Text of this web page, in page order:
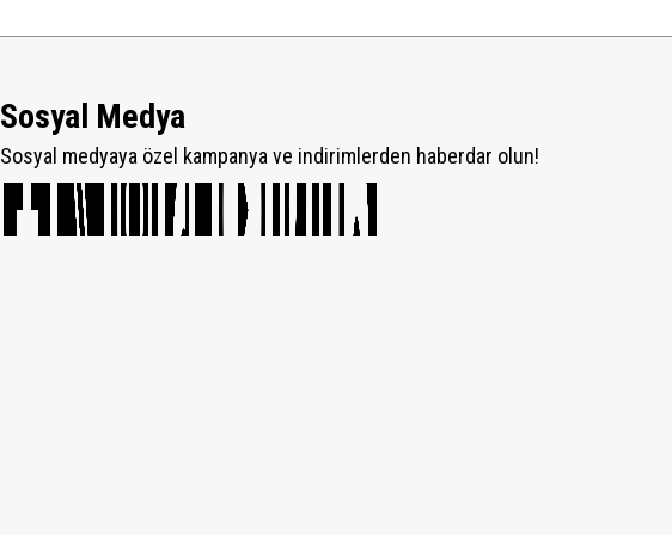
Sosyal Medya
Sosyal medyaya özel kampanya ve indirimlerden haberdar olun!